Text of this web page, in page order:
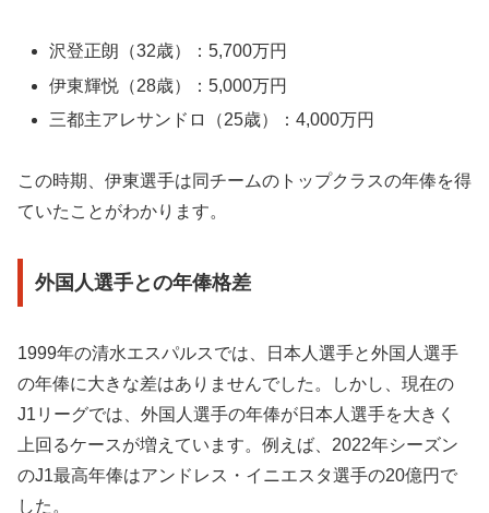
沢登正朗（32歳）：5,700万円
伊東輝悦（28歳）：5,000万円
三都主アレサンドロ（25歳）：4,000万円
この時期、伊東選手は同チームのトップクラスの年俸を得
ていたことがわかります。
外国人選手との年俸格差
1999年の清水エスパルスでは、日本人選手と外国人選手
の年俸に大きな差はありませんでした。しかし、現在の
J1リーグでは、外国人選手の年俸が日本人選手を大きく
上回るケースが増えています。例えば、2022年シーズン
のJ1最高年俸はアンドレス・イニエスタ選手の20億円で
した。